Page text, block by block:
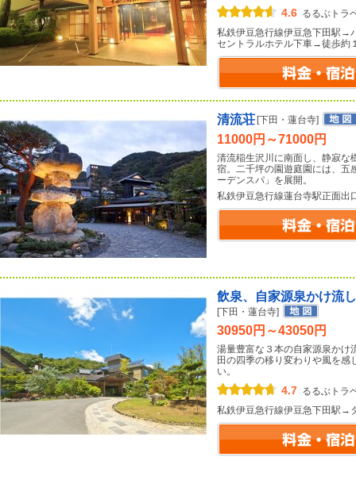
4.6 るるぶトラ
私鉄伊豆急行線伊豆急下田駅→
セントラルホテル下車→徒歩約
清流荘 [下田・蓮台寺]
11000円～71000円
清流稲生沢川に南面し、静寂な
宿。二千坪の園遊庭園には、五
ーデンスパ」を展開。
私鉄伊豆急行線蓮台寺駅正面
飲泉、自家源泉かけ流
[下田・蓮台寺]
30950円～43050円
湯量豊富な３本の自家源泉かけ
田の四季の移り変わりや風を
い。
4.7 るるぶトラ
私鉄伊豆急行線伊豆急下田駅→